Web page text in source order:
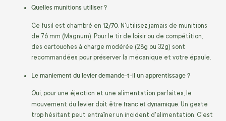
Quelles munitions utiliser ?
Ce fusil est chambré en 12/70. N'utilisez jamais de munitions
de 76 mm (Magnum). Pour le tir de loisir ou de compétition,
des cartouches à charge modérée (28g ou 32g) sont
recommandées pour préserver la mécanique et votre épaule.
Le maniement du levier demande-t-il un apprentissage ?
Oui, pour une éjection et une alimentation parfaites, le
mouvement du levier doit être franc et dynamique. Un geste
trop hésitant peut entraîner un incident d'alimentation. C'est